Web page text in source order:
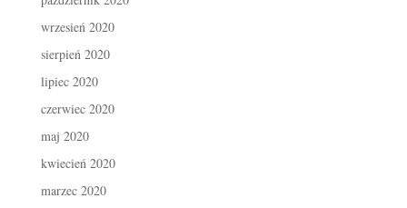
wrzesień 2020
sierpień 2020
lipiec 2020
czerwiec 2020
maj 2020
kwiecień 2020
marzec 2020